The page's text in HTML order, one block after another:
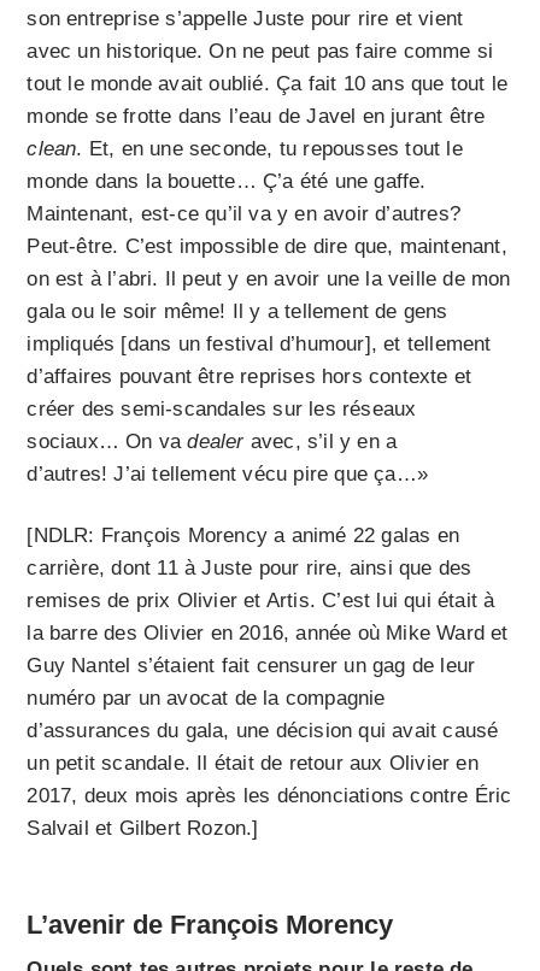
son entreprise s’appelle Juste pour rire et vient
avec un historique. On ne peut pas faire comme si
tout le monde avait oublié. Ça fait 10 ans que tout le
monde se frotte dans l’eau de Javel en jurant être
clean. Et, en une seconde, tu repousses tout le
monde dans la bouette… Ç’a été une gaffe.
Maintenant, est-ce qu’il va y en avoir d’autres?
Peut-être. C’est impossible de dire que, maintenant,
on est à l’abri. Il peut y en avoir une la veille de mon
gala ou le soir même! Il y a tellement de gens
impliqués [dans un festival d’humour], et tellement
d’affaires pouvant être reprises hors contexte et
créer des semi-scandales sur les réseaux
sociaux… On vadealer avec, s’il y en a
d’autres! J’ai tellement vécu pire que ça…»
[NDLR: François Morency a animé 22 galas en
carrière, dont 11 à Juste pour rire, ainsi que des
remises de prix Olivier et Artis. C’est lui qui était à
la barre des Olivier en 2016, année où Mike Ward et
Guy Nantel s’étaient fait censurer un gag de leur
numéro par un avocat de la compagnie
d’assurances du gala, une décision qui avait causé
un petit scandale. Il était de retour aux Olivier en
2017, deux mois après les dénonciations contre Éric
Salvail et Gilbert Rozon.]
L’avenir de François Morency